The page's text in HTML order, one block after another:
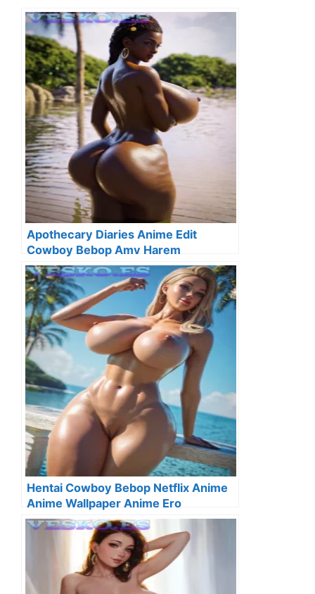
Apothecary Diaries Anime Edit
Cowboy Bebop Amv Harem
Hentai Cowboy Bebop Netflix Anime
Anime Wallpaper Anime Ero